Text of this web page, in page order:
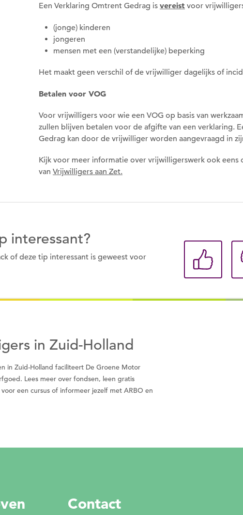
Een Verklaring Omtrent Gedrag is vereist voor
(jonge) kinderen
jongeren
mensen met een (verstandelijke) beperking
Het maakt geen verschil of de vrijwilliger dagelijks of
Betalen voor VOG
Voor vrijwilligers voor wie een VOG op basis van
zullen blijven betalen voor de afgifte van een verklaring.
Gedrag kan door de vrijwilliger worden aangevraagd in
Kijk voor meer informatie over vrijwilligerswerk ook eens
van Vrijwilligers aan Zet.
interessant?
of deze tip interessant is geweest voor
in Zuid-Holland
in Zuid-Holland faciliteert De Groene Motor
Lees meer over fondsen, leen gratis
een cursus of informeer jezelf met ARBO en
Contact
ingelogd zijn.
Wil je nu inloggen?
Om gereedschap te kunnen
moet je ingelogd zijn.
Wil je nu inloggen?
Om gereedschap te kunnen
moet je eerst een datum kiezen